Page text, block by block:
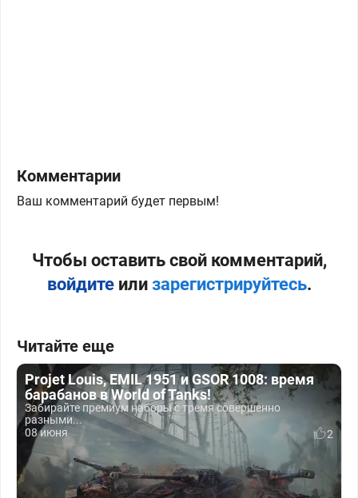
Комментарии
Ваш комментарий будет первым!
Чтобы оставить свой комментарий,
войдитеили зарегистрируйтесь.
Читайте еще
Projet Louis, EMIL 1951 и GSOR 1008: время
барабанов в World of Tanks!
Забирайте премиум наборы с тремя совершенно
разными...
08 июня
2